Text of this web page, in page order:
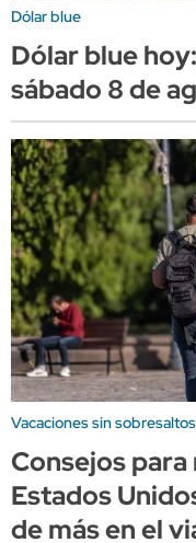
Dólar blue
Dólar blue
sábado 8 de
Vacaciones sin sobresaltos
Consejos
Estados
de más en el